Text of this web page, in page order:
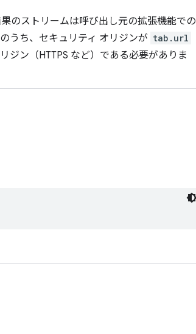
のストリームは呼び出し元の拡張機能での
うち、セキュリティ オリジンが tab.url
ジン（HTTPS など）である必要がありま